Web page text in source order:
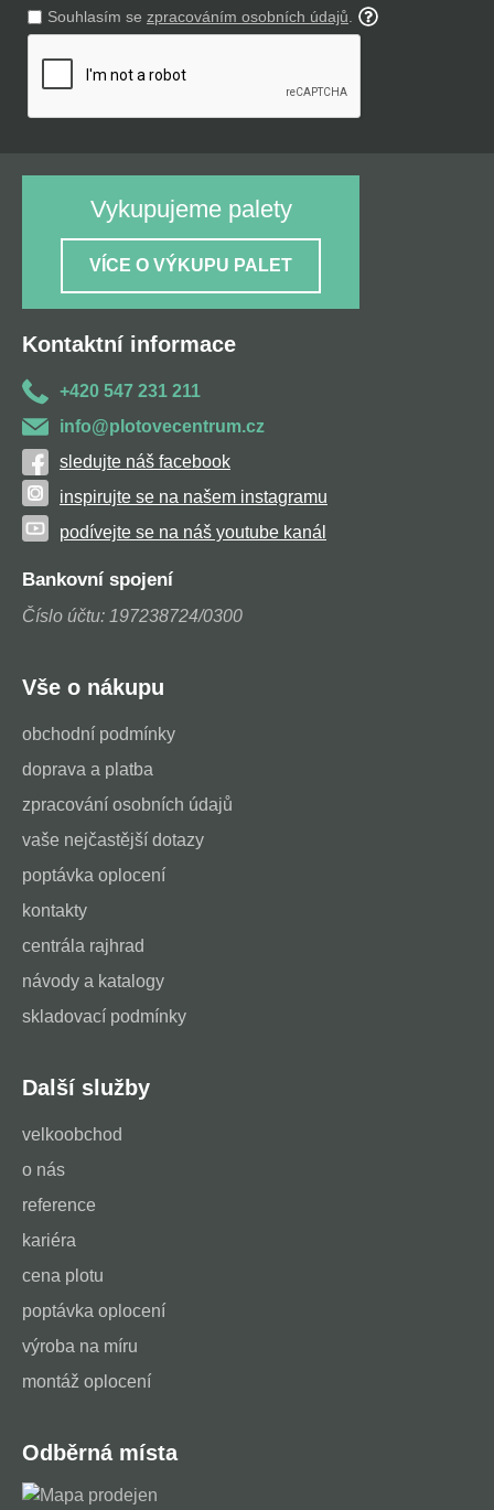
Souhlasím se zpracováním osobních údajů
Vykupujeme palety
VÍCE O VÝKUPU PALET
Kontaktní informace
+420 547 231 211
info@plotovecentrum.cz
sledujte náš facebook
inspirujte se na našem instagramu
podívejte se na náš youtube kanál
Bankovní spojení
Číslo účtu: 197238724/0300
Vše o nákupu
obchodní podmínky
doprava a platba
zpracování osobních údajů
vaše nejčastější dotazy
poptávka oplocení
kontakty
centrála rajhrad
návody a katalogy
skladovací podmínky
Další služby
velkoobchod
o nás
reference
kariéra
cena plotu
poptávka oplocení
výroba na míru
montáž oplocení
Odběrná místa